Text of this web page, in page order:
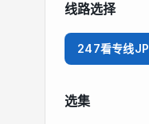
线路选择
247看专线JP
选集